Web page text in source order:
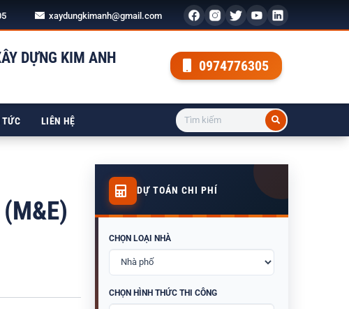
xaydungkimanh@gmail.com
DỰNG KIM ANH 0974776305
LIÊN HỆ
DỰ TOÁN CHI PHÍ
CHỌN LOẠI NHÀ
CHỌN HÌNH THỨC THI CÔNG